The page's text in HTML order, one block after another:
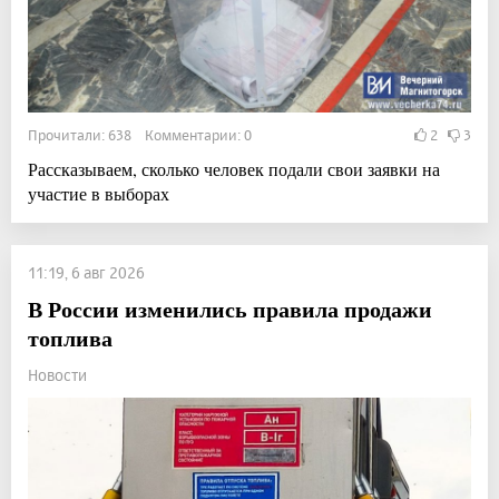
Прочитали: 638 Комментарии: 0 2 3
Рассказываем, сколько человек подали свои заявки на
участие в выборах
11:19, 6 авг 2026
В России изменились правила продажи
топлива
Новости